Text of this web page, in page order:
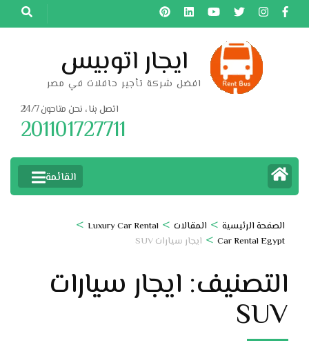
تخطى
إلى
ايجار اتوبيس
افضل شركة تأجير حافلات في مصر
اتصل بنا ، نحن متاحون 24/7
201101727711
القائمة
الصفحة الرئيسية > المقالات >
Luxury Car Rental
>
Car Rental Egypt
> ايجار سيارات SUV
التصنيف: ايجار سيارات
SUV